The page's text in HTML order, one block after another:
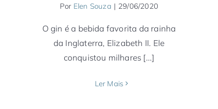
Por Elen Souza | 29/06/2020
O gin é a bebida favorita da rainha
da Inglaterra, Elizabeth II. Ele
conquistou milhares [...]
Ler Mais